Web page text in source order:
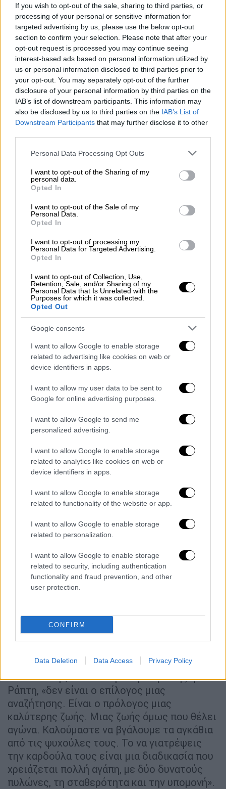
If you wish to opt-out of the sale, sharing to third parties, or
processing of your personal or sensitive information for
targeted advertising by us, please use the below opt-out
section to confirm your selection. Please note that after your
opt-out request is processed you may continue seeing
interest-based ads based on personal information utilized by
us or personal information disclosed to third parties prior to
your opt-out. You may separately opt-out of the further
disclosure of your personal information by third parties on the
IAB’s list of downstream participants. This information may
also be disclosed by us to third parties on the IAB’s List of
Downstream Participants that may further disclose it to other
Please note that this website/app uses one or more Google
not limited to your visit or usage behaviour. You may click to
grant or deny consent to Google and its third-party tags to
use your data for below specified purposes in below Google
consent section.
Personal Data Processing Opt Outs
I want to opt-out of the Sharing of my
personal data.
Opted In
I want to opt-out of the Sale of my
Personal Data.
Opted In
I want to opt-out of processing my
Personal Data for Targeted Advertising.
Opted In
I want to opt-out of Collection, Use,
Retention, Sale, and/or Sharing of my
Personal Data that Is Unrelated with the
Purposes for which it was collected.
Opted Out
Google consents
I want to allow Google to enable storage
related to advertising like cookies on web or
device identifiers in apps.
I want to allow my user data to be sent to
Google for online advertising purposes.
I want to allow Google to send me
personalized advertising.
I want to allow Google to enable storage
related to analytics like cookies on web or
device identifiers in apps.
I want to allow Google to enable storage
related to functionality of the website or app.
I want to allow Google to enable storage
related to personalization.
I want to allow Google to enable storage
related to security, including authentication
functionality and fraud prevention, and other
user protection.
CONFIRM
Data Deletion Data Access Privacy Policy
γονέων.
Στην εκδήλωση τονίστηκαν τα μεγάλα οφέλη
της αναδοχής τόσο για τα παιδιά που
φιλοξενούνται σε ιδρύματα όσο και για τους
ενήλικες που θέλουν να γίνουν γονείς,
προσφέροντας αγάπη, φροντίδα και
προστασία στα παιδιά. Στην ημερίδα
συμμετείχε και ο γενικός γραμματέας
Κοινωνικής Αλληλεγγύης του υπουργείου
Εργασίας και Κοινωνικών Υποθέσεων,
Γιώργος Σταμάτης
Κεντρικός στόχος της εκδήλωσης, όπως
ανέφερε, μεταξύ άλλων, η κυρία Τζαμπαζλή,
ήταν να πληροφορηθεί ο κόσμος ότι η
διαδικασία της αναδοχής έχει πλέον
συγκεκριμένη ηλεκτρονική
παιδί να μπορέσει να απολαύσει τη
σταθερότητα, την αγάπη και τη θαλπωρή μίας
λειτουργικής οικογένειας. Για να συμβεί
αυτό, πρέπει να διευκολυνθούν οι
οικογένειες που επιθυμούν να φιλοξενήσουν
- υιοθετήσουν παιδιά, ώστε να το πράξουν
γρήγορα βάζοντας πάνω από όλα την
Όπως ανέφερε ακόμα η ίδια,αυτήν τη στιγμή
υπάρχουν πάνω από 2.000 αιτήσεις, αλλά η
συντριπτική πλειονότητα ζητάει βρέφη.
Ωστόσο, τα βρέφη δε γίνεται να
φιλοξενούνται σε ιδρύματα, αφού η σχετική
νομοθεσία επιτρέπει τη φιλοξενία τους μετά
Συγκινούν οι μαρτυρίες ανάδοχων
γονέων
Στη διάρκεια της εκδήλωσης ακούστηκαν
και οι μαρτυρίες δυο ανάδοχων γονέων, του
Μιχάλη Σαλωμίδη και της Αδελαΐδας Ράπτη.
Στη σύντομη ομιλία του ο κ. Σαλωμίδης
αναρωτήθηκε: «Τι μας έδωσε εμάς η
αναδοχή; Μας έδωσε έναν καινούριο κόσμο.
Η αναδοχή είναι ευκαιρία για όλους. Για ένα
καλύτερο μέλλον για ένα παιδί
κάποιον που το νοιάζεται, το προστατεύει
και το υπερασπίζεται. Το κοινό ταξίδι που
κάνουμε όλοι εμείς οι ανάδοχοι γονείς είναι
ένα ταξίδι αγάπης».
«Η αναδοχή», συνέχισε με τη σειρά της η κ.
Ράπτη, «δεν είναι ο επίλογος μιας
αναζήτησης. Είναι ο πρόλογος μιας
καλύτερης ζωής. Μιας ζωής όμως που θέλει
αγώνα. Καλούμαστε να βγάλουμε τα αγκάθια
από τις ψυχούλες τους. Το να γιατρέψεις
την καρδούλα τους είναι μια διαδικασία που
χρειάζεται πολλή αγάπη, με δύο δυνατούς
πυλώνες, τη σταθερότητα και την υπομονή».